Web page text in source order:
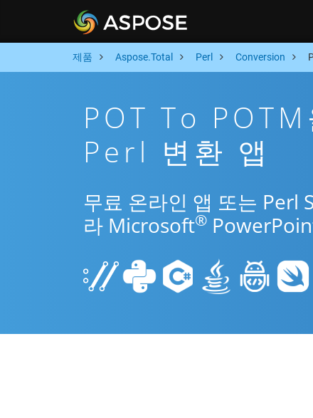
제품 Aspose.Total Perl Conversion
POT To
Perl 변환 앱
무료 온라인 앱 또는 Perl
라 Microsoft®